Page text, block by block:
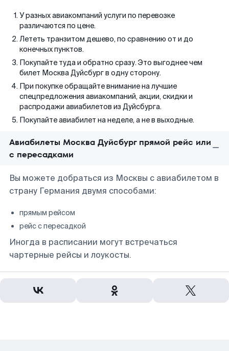
У разных авиакомпаний услуги по перевозке
различаются по цене.
Лететь транзитом дешево, по сравнению от и до
конечных пунктов.
Покупайте туда и обратно сразу. Это выгоднее чем
билет Москва Дуйсбург в одну сторону.
При покупке обращайте внимание на лучшие
спецпредложения авиакомпаний, акции, скидки и
распродажи авиабилетов из Дуйсбурга.
Покупайте авиабилет на неделе, а не в выходные.
Авиабилеты Москва Дуйсбург прямой рейс или
с пересадками
Вы можете добраться из Москвы с авиабилетом в
страну Германия двумя способами:
прямым рейсом
рейс с пересадкой
Иногда в расписании могут встречаться
чартерные рейсы и лоукосты.